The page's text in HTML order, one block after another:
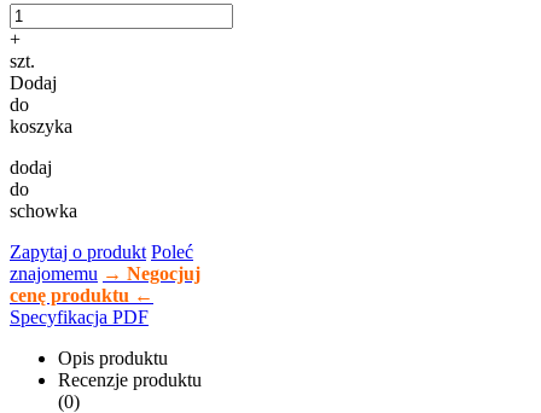
+
szt.
Dodaj
do
koszyka
dodaj
do
schowka
Zapytaj o produkt Poleć
znajomemu → Negocjuj
cenę produktu ←
Specyfikacja PDF
Opis produktu
Recenzje produktu
(0)